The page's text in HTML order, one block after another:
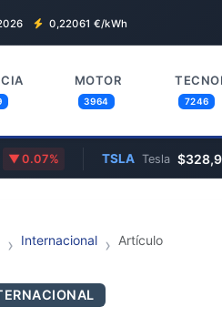
0,22061 €/kWh
MOTOR
3964 7246
0.07% TSLA Tesla $328,90
Internacional Artículo